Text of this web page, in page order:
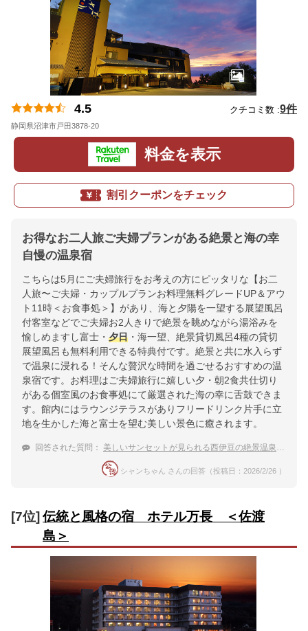
4.5 クチコミ数 :9件
静岡県沼津市戸田3878-20
料金を表示
割引クーポンをチェック
お得なお二人旅ご夫婦プランがある絶景と海の幸
自慢の温泉宿
こちらは5月にご夫婦旅行をお考えの方にピッタリな【お二
人旅〜ご夫婦・カップルプランお料理無料グレードUP＆アウ
ト11時＜お食事処＞】があり、海と夕陽を一望する展望風呂
付客室などでご夫婦お2人きりで絶景を眺めながら湯浴みを
愉しめますし富士・ 夕日 ・海一望、絶景貸切風呂4種の貸切
展望風呂も無料利用できる特典付です。絶景と共に水入らず
で温泉に浸れる！そんな贅沢な時間を過ごせるおすすめの温
泉宿です。お料理はご夫婦旅行に嬉しい夕・朝2食共仕切り
がある個室風のお食事処にて厳選された海の幸に舌鼓できま
す。館内にはラウンジテラスがありフリードリンク片手に立
地を生かした海と富士を望む美しい景色に癒されます。
回答された質問： 美しいサンセットが見られる西伊豆の絶景温泉宿のおすすめは？
シャンちゃん さんの回答（投稿日：2026/2/26 ）
[7位] 伝統と風格の宿 ホテル万長 ＜佐渡
島＞